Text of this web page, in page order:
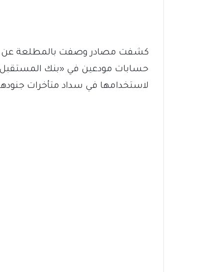
كشفت مصادر وصفت بالمطلعة عن
حسابات مودعين في «بنك المستقبل»
لاستخدامها في سداد متأخرات